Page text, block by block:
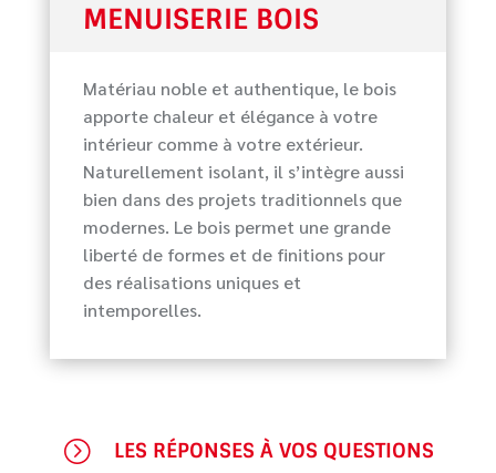
MENUISERIE BOIS
Matériau noble et authentique, le bois
apporte chaleur et élégance à votre
intérieur comme à votre extérieur.
Naturellement isolant, il s’intègre aussi
bien dans des projets traditionnels que
modernes. Le bois permet une grande
liberté de formes et de finitions pour
des réalisations uniques et
intemporelles.
= LES RÉPONSES À VOS QUESTIONS